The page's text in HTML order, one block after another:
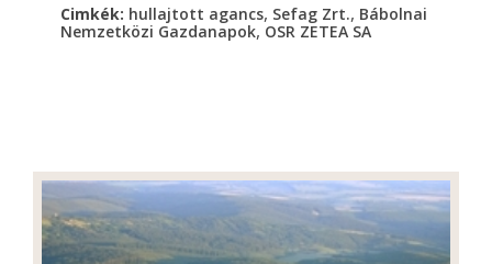
Cimkék: hullajtott agancs, Sefag Zrt., Bábolnai
Nemzetközi Gazdanapok, OSR ZETEA SA